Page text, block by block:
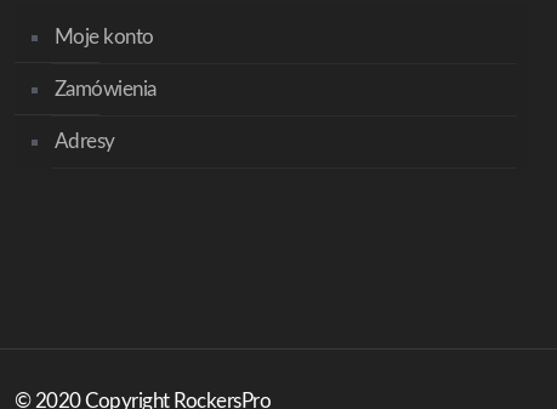
Moje konto
Zamówienia
Adresy
© 2020 Copyright RockersPro